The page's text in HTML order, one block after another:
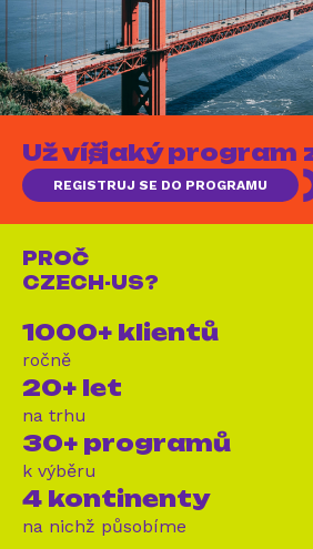
Už víš, jaký program
REGISTRUJ SE DO PROGRAMU
PROČ
CZECH-US?
1000+ klientů
ročně
20+ let
na trhu
30+ programů
k výběru
4 kontinenty
na nichž působíme